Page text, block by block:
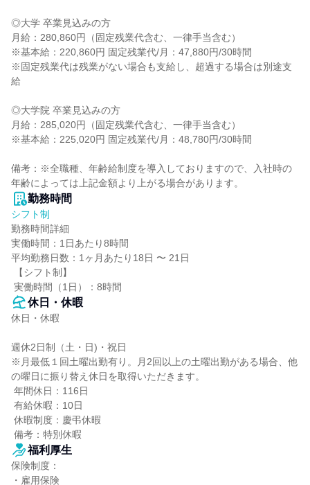
◎大学 卒業見込みの方
月給：280,860円（固定残業代含む、一律手当含む）
※基本給：220,860円 固定残業代/月：47,880円/30時間
※固定残業代は残業がない場合も支給し、超過する場合は別途支
給
◎大学院 卒業見込みの方
月給：285,020円（固定残業代含む、一律手当含む）
※基本給：225,020円 固定残業代/月：48,780円/30時間
備考：※全職種、年齢給制度を導入しておりますので、入社時の
年齢によっては上記金額より上がる場合があります。
勤務時間
シフト制
勤務時間詳細
実働時間：1日あたり8時間
平均勤務日数：1ヶ月あたり18日 〜 21日
実働時間（1日）：8時間
休日・休暇
休日・休暇
週休2日制（土・日)・祝日
※月最低１回土曜出勤有り。月2回以上の土曜出勤がある場合、他
の曜日に振り替え休日を取得いただきます。
備考：特別休暇
福利厚生
保険制度：
・雇用保険